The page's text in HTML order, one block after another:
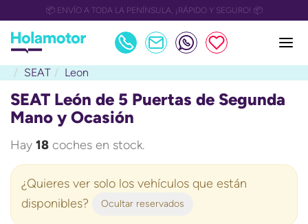
📅 OULET Grupo Safamotor hasta 15.000€ descuento📅
SEAT Leon
SEAT León de 5 Puertas de Segunda
Mano y Ocasión
Hay 18 coches en stock.
¿Quieres ver solo los vehículos que están
disponibles?
Ocultar reservados